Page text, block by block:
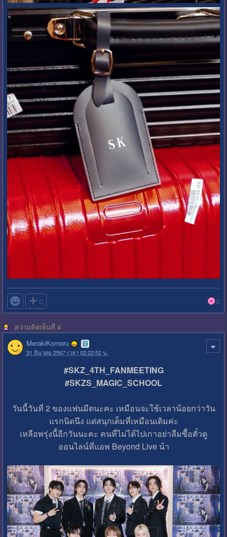
 0 2
ความคิดเห็นที่ 4
MerakiKomoru
31 มีนาคม 2567 เวลา 02:22:52 น.
#SKZ_4TH_FANMEETING
#SKZS_MAGIC_SCHOOL
วันนี้วันที่ 2 ของแฟนมีตนะคะ เหมือนจะใช้เวลาน้อยกว่าวัน
แรกนิดนึง แต่สนุกเต็มที่เหมือนเดิมค่ะ
เหลือพรุ่งนี้อีกวันนะคะ คนที่ไม่ได้ไปเกาอย่าลืมซื้อตั๋วดู
ออนไลน์ที่แอพ Beyond Live น้า